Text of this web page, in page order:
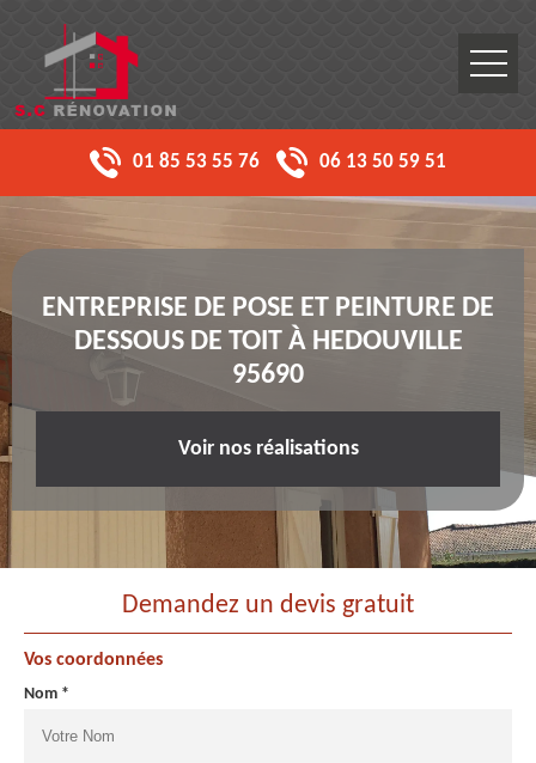
01 85 53 55 76 06 13 50 59 51
ENTREPRISE DE POSE ET PEINTURE DE
DESSOUS DE TOIT À HEDOUVILLE
95690
Voir nos réalisations
Demandez un devis gratuit
Vos coordonnées
Nom *